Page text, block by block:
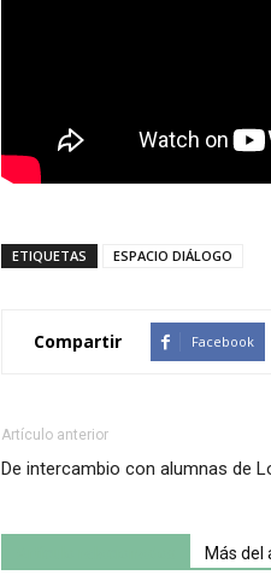
ETIQUETAS ESPACIO DIÁLOGO
Compartir Facebook
Artículo anterior
De intercambio con alumnas de
Más del